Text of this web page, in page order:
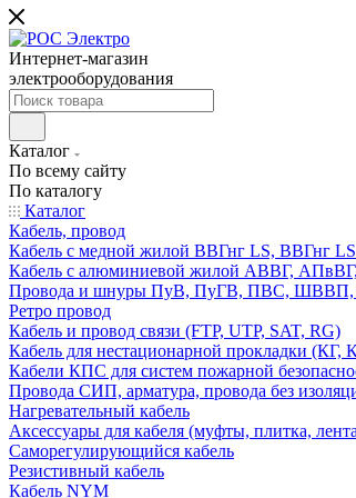
Интернет-магазин
электрооборудования
Каталог
По всему сайту
По каталогу
Каталог
Кабель, провод
Кабель с медной жилой ВВГнг LS, ВВГнг
Кабель с алюминиевой жилой АВВГ,
Провода и шнуры ПуВ, ПуГВ, ПВС,
Ретро провод
Кабель и провод связи (FTP, UTP, SAT, RG)
Кабель для нестационарной прокладки (КГ,
Кабели КПС для систем пожарной
Провода СИП, арматура, провода без
Нагревательный кабель
Аксессуары для кабеля (муфты, плитка,
Саморегулирующийся кабель
Резистивный кабель
Кабель NYM